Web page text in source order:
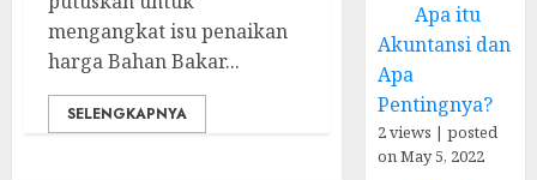
mengangkat isu penaikan
harga Bahan Bakar...
SELENGKAPNYA
Apa itu
Akuntansi dan
Apa
Pentingnya?
2 views |posted
on May 5, 2022